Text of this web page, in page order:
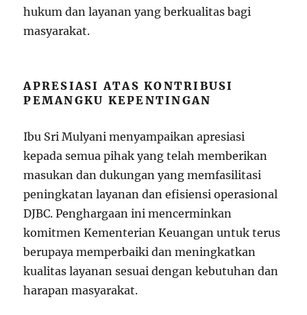
hukum dan layanan yang berkualitas bagi
masyarakat.
APRESIASI ATAS KONTRIBUSI
PEMANGKU KEPENTINGAN
Ibu Sri Mulyani menyampaikan apresiasi
kepada semua pihak yang telah memberikan
masukan dan dukungan yang memfasilitasi
peningkatan layanan dan efisiensi operasional
DJBC. Penghargaan ini mencerminkan
komitmen Kementerian Keuangan untuk terus
berupaya memperbaiki dan meningkatkan
kualitas layanan sesuai dengan kebutuhan dan
harapan masyarakat.